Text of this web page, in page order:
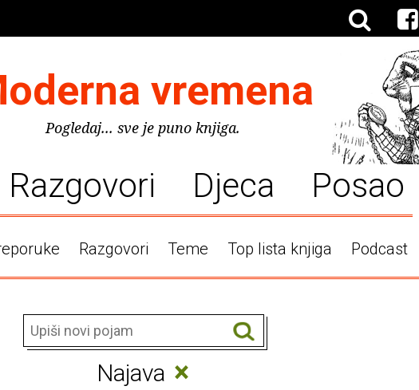
vremena
Pogledaj... sve je puno knjiga.
Razgovori Djeca Posao
Razgovori Teme Top lista knjiga Podcast
Najava ×